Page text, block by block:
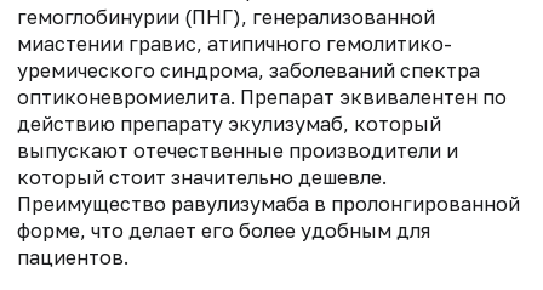
гемоглобинурии (ПНГ), генерализованной
миастении гравис, атипичного гемолитико-
уремического синдрома, заболеваний спектра
оптиконевромиелита. Препарат эквивалентен по
действию препарату экулизумаб, который
выпускают отечественные производители и
который стоит значительно дешевле.
Преимущество равулизумаба в пролонгированной
форме, что делает его более удобным для
пациентов.